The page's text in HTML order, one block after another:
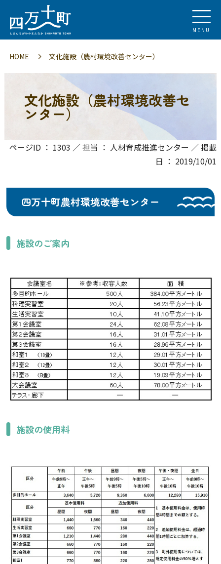
MENU
HOME 文化施設（農村環境改善センター）
文化施設（農村環境改善セ
ンター）
ページID ： 1303 ／ 担当 ： 人材育成推進センター ／ 掲載
日 ： 2019/10/01
四万十町農村環境改善センター
施設のご案内
施設の使用料